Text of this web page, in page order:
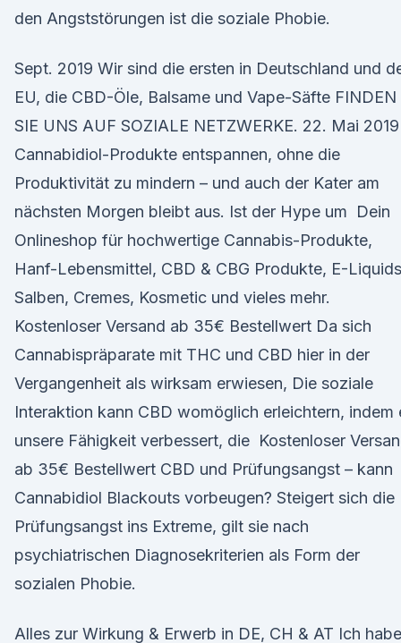
den Angststörungen ist die soziale Phobie.
Sept. 2019 Wir sind die ersten in Deutschland und
EU, die CBD-Öle, Balsame und Vape-Säfte FINDEN
SIE UNS AUF SOZIALE NETZWERKE. 22. Mai 2019
Cannabidiol-Produkte entspannen, ohne die
Produktivität zu mindern – und auch der Kater am
nächsten Morgen bleibt aus. Ist der Hype um Dein
Onlineshop für hochwertige Cannabis-Produkte,
Hanf-Lebensmittel, CBD & CBG Produkte, E-
Salben, Cremes, Kosmetic und vieles mehr.
Kostenloser Versand ab 35€ Bestellwert Da sich
Cannabispräparate mit THC und CBD hier in der
Vergangenheit als wirksam erwiesen, Die soziale
Interaktion kann CBD womöglich erleichtern, indem
unsere Fähigkeit verbessert, die Kostenloser
ab 35€ Bestellwert CBD und Prüfungsangst – kann
Cannabidiol Blackouts vorbeugen? Steigert sich die
Prüfungsangst ins Extreme, gilt sie nach
psychiatrischen Diagnosekriterien als Form der
sozialen Phobie.
Alles zur Wirkung & Erwerb in DE, CH & AT Ich habe